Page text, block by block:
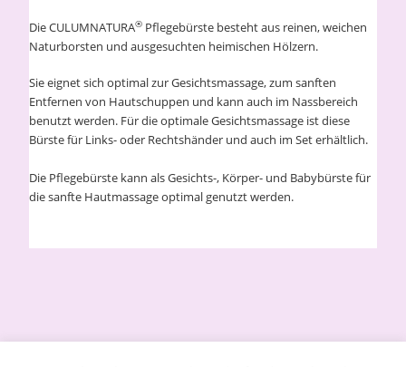
Die CULUMNATURA® Pflegebürste besteht aus reinen, weichen
Naturborsten und ausgesuchten heimischen Hölzern.
Sie eignet sich optimal zur Gesichtsmassage, zum sanften
Entfernen von Hautschuppen und kann auch im Nassbereich
benutzt werden. Für die optimale Gesichtsmassage ist diese
Bürste für Links- oder Rechtshänder und auch im Set erhältlich.
Die Pflegebürste kann als Gesichts-, Körper- und Babybürste für
die sanfte Hautmassage optimal genutzt werden.